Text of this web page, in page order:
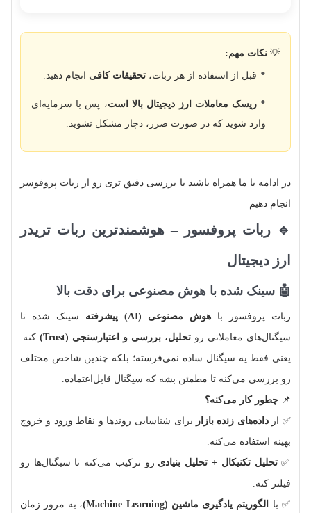
💡 نکات مهم:
قبل از استفاده از هر ربات، تحقیقات کافی انجام دهید.
ریسک معاملات ارز دیجیتال بالا است، پس با سرمایه‌ای
وارد شوید که در صورت ضرر، دچار مشکل نشوید.
در ادامه با ما همراه باشید با بررسی دقیق تری رو از ربات پروفوسر
انجام دهیم
🔹 ربات پروفسور – هوشمندترین ربات تریدر
ارز دیجیتال
🤖 سینک شده با هوش مصنوعی برای دقت بالا
ربات پروفسور با هوش مصنوعی (AI) پیشرفته
سینک شده تا
سیگنال‌های معاملاتی رو تحلیل، بررسی و اعتبارسنجی (Trust)
کنه.
یعنی فقط یه سیگنال ساده نمی‌فرسته؛ بلکه چندین شاخص مختلف
رو بررسی می‌کنه تا مطمئن بشه که سیگنال قابل‌اعتماده.
📌 چطور کار می‌کنه؟
✅ ازداده‌های زنده بازار برای شناسایی روندها و نقاط ورود و خروج
بهینه استفاده می‌کنه.
✅تحلیل تکنیکال + تحلیل بنیادی رو ترکیب می‌کنه تا سیگنال‌ها رو
فیلتر کنه.
✅ با
الگوریتم یادگیری ماشین (Machine Learning)
، به مرور زمان